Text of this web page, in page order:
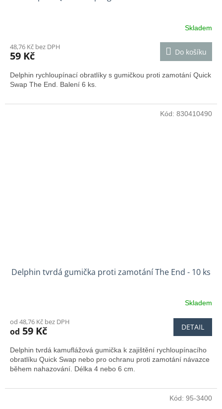
Skladem
48,76 Kč bez DPH
59 Kč Do košíku
Delphin rychloupínací obratlíky s gumičkou proti zamotání Quick
Swap The End. Balení 6 ks.
Delphin tvrdá gumička proti zamotání The End - 10 ks
Skladem
od 48,76 Kč bez DPH
od 59 Kč DETAIL
Delphin tvrdá kamuflážová gumička k zajištění rychloupínacího
obratlíku Quick Swap nebo pro ochranu proti zamotání návazce
během nahazování. Délka 4 nebo 6 cm.
Kód: 830410490
Kód: 95-3400